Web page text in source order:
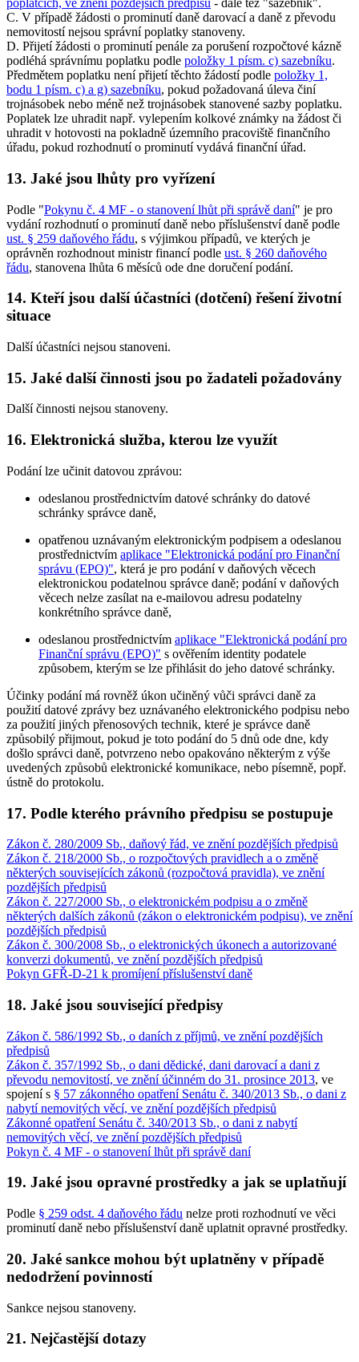
poplatcích, ve znění pozdějších předpisů - dále též "sazebník".
C. V případě žádosti o prominutí daně darovací a daně z převodu
nemovitostí nejsou správní poplatky stanoveny.
D. Přijetí žádosti o prominutí penále za porušení rozpočtové kázně
podléhá správnímu poplatku podle položky 1 písm. c) sazebníku.
Předmětem poplatku není přijetí těchto žádostí podle položky 1,
bodu 1 písm. c) a g) sazebníku, pokud požadovaná úleva činí
trojnásobek nebo méně než trojnásobek stanovené sazby poplatku.
Poplatek lze uhradit např. vylepením kolkové známky na žádost či
uhradit v hotovosti na pokladně územního pracoviště finančního
úřadu, pokud rozhodnutí o prominutí vydává finanční úřad.
13. Jaké jsou lhůty pro vyřízení
Podle "Pokynu č. 4 MF - o stanovení lhůt při správě daní" je pro
vydání rozhodnutí o prominutí daně nebo příslušenství daně podle
ust. § 259 daňového řádu, s výjimkou případů, ve kterých je
oprávněn rozhodnout ministr financí podle ust. § 260 daňového
řádu, stanovena lhůta 6 měsíců ode dne doručení podání.
14. Kteří jsou další účastníci (dotčení) řešení životní
situace
Další účastníci nejsou stanoveni.
15. Jaké další činnosti jsou po žadateli požadovány
Další činnosti nejsou stanoveny.
16. Elektronická služba, kterou lze využít
Podání lze učinit datovou zprávou:
odeslanou prostřednictvím datové schránky do datové
schránky správce daně,
opatřenou uznávaným elektronickým podpisem a odeslanou
prostřednictvím aplikace "Elektronická podání pro Finanční
správu (EPO)", která je pro podání v daňových věcech
elektronickou podatelnou správce daně; podání v daňových
věcech nelze zasílat na e-mailovou adresu podatelny
konkrétního správce daně,
odeslanou prostřednictvím aplikace "Elektronická podání pro
Finanční správu (EPO)" s ověřením identity podatele
způsobem, kterým se lze přihlásit do jeho datové schránky.
Účinky podání má rovněž úkon učiněný vůči správci daně za
použití datové zprávy bez uznávaného elektronického podpisu nebo
za použití jiných přenosových technik, které je správce daně
způsobilý přijmout, pokud je toto podání do 5 dnů ode dne, kdy
došlo správci daně, potvrzeno nebo opakováno některým z výše
uvedených způsobů elektronické komunikace, nebo písemně, popř.
ústně do protokolu.
17. Podle kterého právního předpisu se postupuje
Zákon č. 280/2009 Sb., daňový řád, ve znění pozdějších předpisů
Zákon č. 218/2000 Sb., o rozpočtových pravidlech a o změně
některých souvisejících zákonů (rozpočtová pravidla), ve znění
pozdějších předpisů
Zákon č. 227/2000 Sb., o elektronickém podpisu a o změně
některých dalších zákonů (zákon o elektronickém podpisu), ve znění
pozdějších předpisů
Zákon č. 300/2008 Sb., o elektronických úkonech a autorizované
konverzi dokumentů, ve znění pozdějších předpisů
Pokyn GFŘ-D-21 k promíjení příslušenství daně
18. Jaké jsou související předpisy
Zákon č. 586/1992 Sb., o daních z příjmů, ve znění pozdějších
předpisů
Zákon č. 357/1992 Sb., o dani dědické, dani darovací a dani z
převodu nemovitostí, ve znění účinném do 31. prosince 2013, ve
spojení s § 57 zákonného opatření Senátu č. 340/2013 Sb., o dani z
nabytí nemovitých věcí, ve znění pozdějších předpisů
Zákonné opatření Senátu č. 340/2013 Sb., o dani z nabytí
nemovitých věcí, ve znění pozdějších předpisů
Pokyn č. 4 MF - o stanovení lhůt při správě daní
19. Jaké jsou opravné prostředky a jak se uplatňují
Podle § 259 odst. 4 daňového řádu nelze proti rozhodnutí ve věci
prominutí daně nebo příslušenství daně uplatnit opravné prostředky.
20. Jaké sankce mohou být uplatněny v případě
nedodržení povinností
Sankce nejsou stanoveny.
21. Nejčastější dotazy